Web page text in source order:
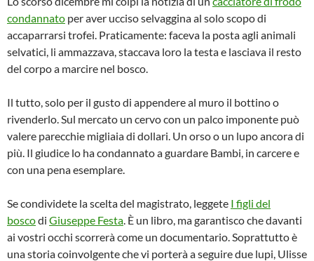
condannato per aver ucciso selvaggina al solo scopo di
accaparrarsi trofei. Praticamente: faceva la posta agli animali
selvatici, li ammazzava, staccava loro la testa e lasciava il resto
del corpo a marcire nel bosco.
Il tutto, solo per il gusto di appendere al muro il bottino o
rivenderlo. Sul mercato un cervo con un palco imponente può
valere parecchie migliaia di dollari. Un orso o un lupo ancora di
più. Il giudice lo ha condannato a guardare Bambi, in carcere e
con una pena esemplare.
Se condividete la scelta del magistrato, leggete I figli del
boscodi Giuseppe Festa. È un libro, ma garantisco che davanti
ai vostri occhi scorrerà come un documentario. Soprattutto è
una storia coinvolgente che vi porterà a seguire due lupi, Ulisse